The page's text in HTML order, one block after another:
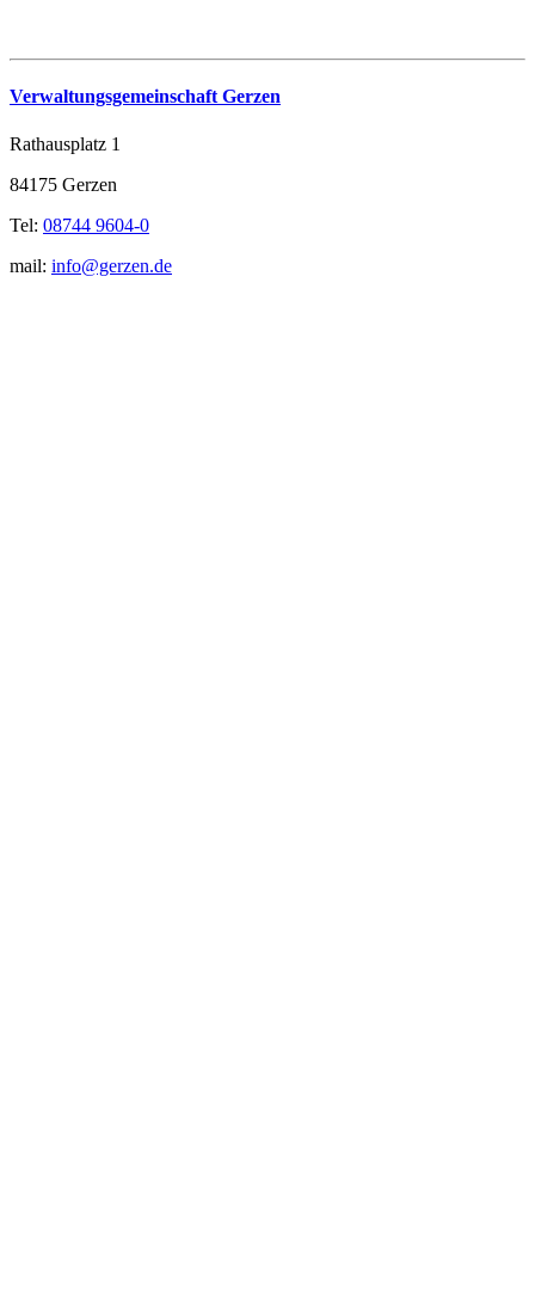
Verwaltungsgemeinschaft Gerzen
Rathausplatz 1
84175 Gerzen
Tel: 08744 9604-0
mail: info@gerzen.de